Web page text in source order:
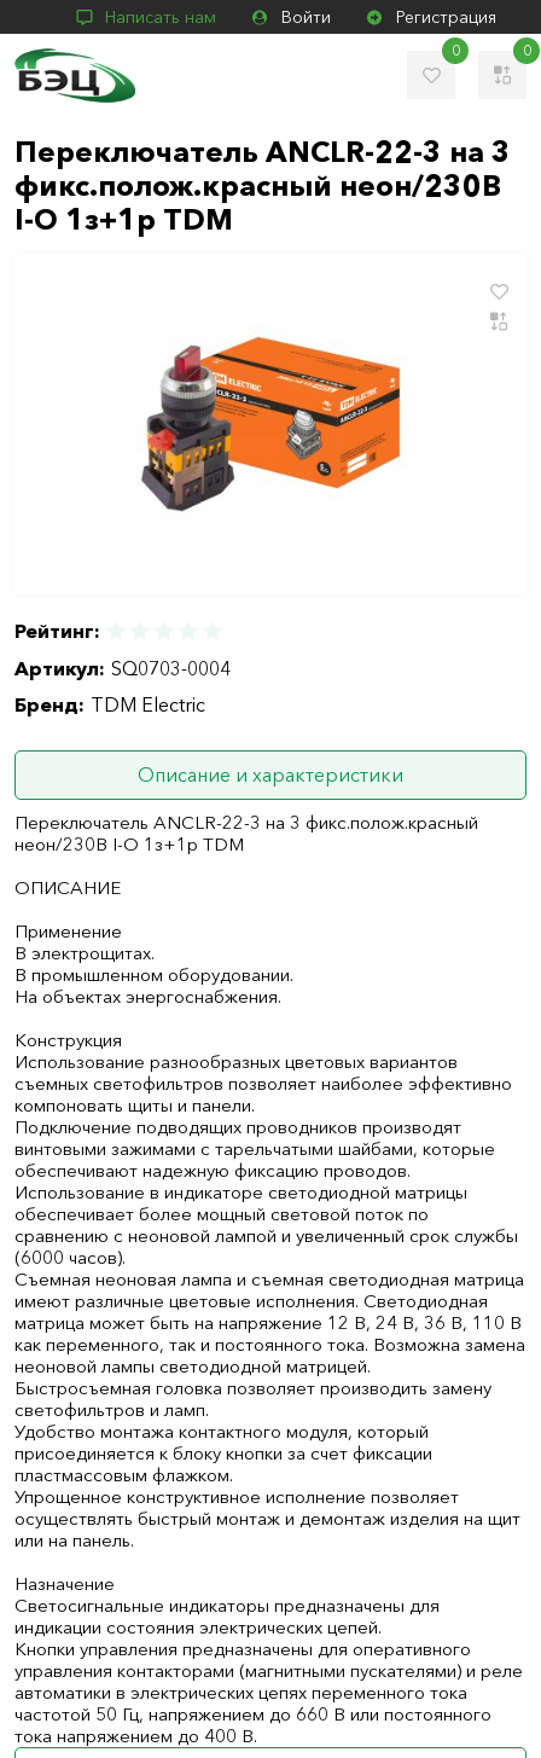
Написать нам Войти Регистрация
0 0
Переключатель АNСLR-22-3 на 3
фикс.полож.красный неон/230В
I-O 1з+1р TDM
Рейтинг:
Артикул: SQ0703-0004
Бренд: TDM Electric
Описание и характеристики
Переключатель АNСLR-22-3 на 3 фикс.полож.красный
неон/230В I-O 1з+1р TDM
ОПИСАНИЕ
Применение
В электрощитах.
В промышленном оборудовании.
На объектах энергоснабжения.
Конструкция
Использование разнообразных цветовых вариантов
съемных светофильтров позволяет наиболее эффективно
компоновать щиты и панели.
Подключение подводящих проводников производят
винтовыми зажимами с тарельчатыми шайбами, которые
обеспечивают надежную фиксацию проводов.
Использование в индикаторе светодиодной матрицы
обеспечивает более мощный световой поток по
сравнению с неоновой лампой и увеличенный срок службы
(6000 часов).
Съемная неоновая лампа и съемная светодиодная матрица
имеют различные цветовые исполнения. Светодиодная
матрица может быть на напряжение 12 В, 24 В, 36 В, 110 В
как переменного, так и постоянного тока. Возможна замена
неоновой лампы светодиодной матрицей.
Быстросъемная головка позволяет производить замену
светофильтров и ламп.
Удобство монтажа контактного модуля, который
присоединяется к блоку кнопки за счет фиксации
пластмассовым флажком.
Упрощенное конструктивное исполнение позволяет
осуществлять быстрый монтаж и демонтаж изделия на щит
или на панель.
Назначение
Светосигнальные индикаторы предназначены для
индикации состояния электрических цепей.
Кнопки управления предназначены для оперативного
управления контакторами (магнитными пускателями) и реле
автоматики в электрических цепях переменного тока
частотой 50 Гц, напряжением до 660 В или постоянного
тока напряжением до 400 В.